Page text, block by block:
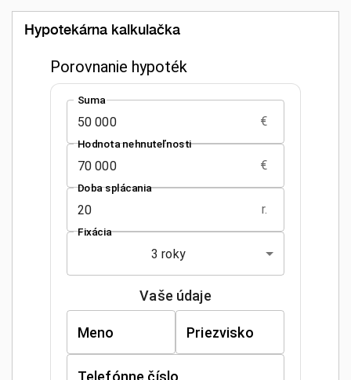
Hypotekárna kalkulačka